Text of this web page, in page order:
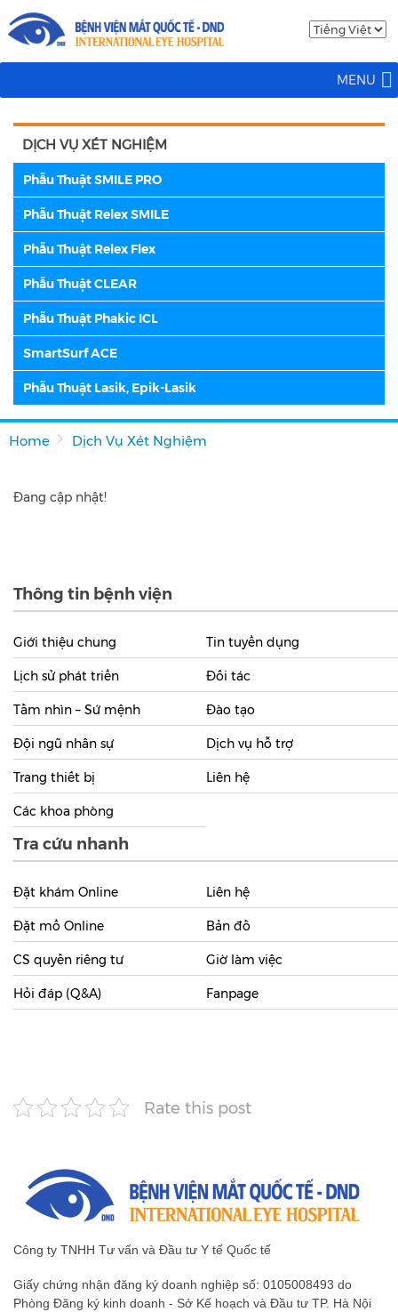
MENU
DỊCH VỤ XÉT NGHIỆM
Phẫu Thuật SMILE PRO
Phẫu Thuật Relex SMILE
Phẫu Thuật Relex Flex
Phẫu Thuật CLEAR
Phẫu Thuật Phakic ICL
SmartSurf ACE
Phẫu Thuật Lasik, Epik-Lasik
Home Dịch Vụ Xét Nghiệm
Đang cập nhật!
Thông tin bệnh viện
Giới thiệu chung
Lịch sử phát triển
Tầm nhìn – Sứ mệnh
Đội ngũ nhân sự
Trang thiết bị
Các khoa phòng
Tin tuyển dụng
Đối tác
Đào tạo
Dịch vụ hỗ trợ
Liên hệ
Tra cứu nhanh
Đặt khám Online
Đặt mổ Online
CS quyền riêng tư
Hỏi đáp (Q&A)
Liên hệ
Bản đồ
Giờ làm việc
Fanpage
Rate this post
Công ty TNHH Tư vấn và Đầu tư Y tế Quốc tế
Giấy chứng nhận đăng ký doanh nghiệp số: 0105008493 do
Phòng Đăng ký kinh doanh - Sở Kế hoạch và Đầu tư TP. Hà Nội